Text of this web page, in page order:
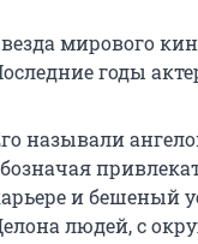
мирового
годы
называли
и бешеный
людей, с